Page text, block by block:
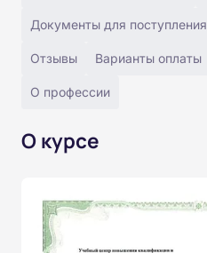
Документы для поступления
Отзывы Варианты оплаты
О профессии
О курсе